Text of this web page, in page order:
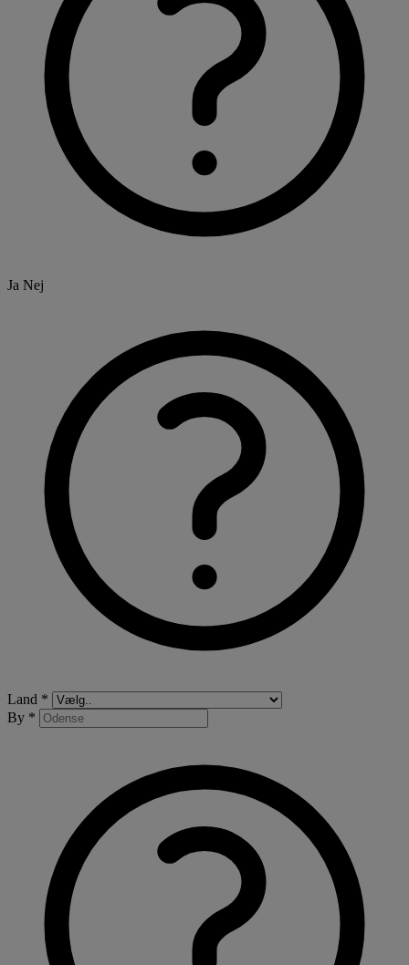
Ja Nej
Land *
By *